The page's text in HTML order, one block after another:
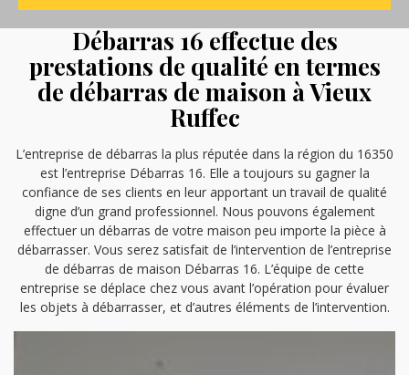
Débarras 16 effectue des
prestations de qualité en termes
de débarras de maison à Vieux
Ruffec
L’entreprise de débarras la plus réputée dans la région du 16350
est l’entreprise Débarras 16. Elle a toujours su gagner la
confiance de ses clients en leur apportant un travail de qualité
digne d’un grand professionnel. Nous pouvons également
effectuer un débarras de votre maison peu importe la pièce à
débarrasser. Vous serez satisfait de l’intervention de l’entreprise
de débarras de maison Débarras 16. L’équipe de cette
entreprise se déplace chez vous avant l’opération pour évaluer
les objets à débarrasser, et d’autres éléments de l’intervention.